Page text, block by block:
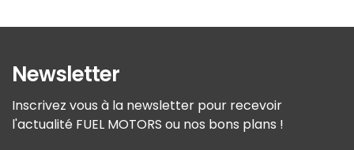
Newsletter
Inscrivez vous à la newsletter pour recevoir
l'actualité FUEL MOTORS ou nos bons plans !